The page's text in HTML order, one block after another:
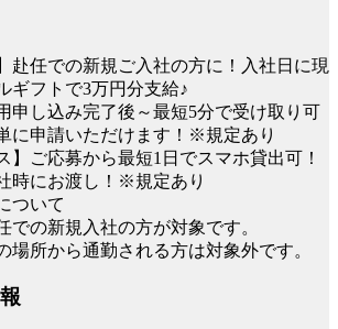
赴任での新規ご入社の方に！入社日に現
ギフトで3万円分支給♪
申し込み完了後～最短5分で受け取り可
に申請いただけます！※規定あり
】ご応募から最短1日でスマホ貸出可！
時にお渡し！※規定あり
ついて
の新規入社の方が対象です。
所から通勤される方は対象外です。